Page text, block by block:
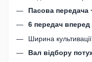
Пасова передача
6 передач вперед
Ширина культивації
Вал відбору